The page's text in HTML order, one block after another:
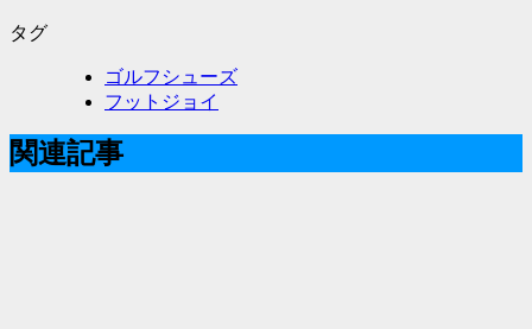
タグ
ゴルフシューズ
フットジョイ
関連記事